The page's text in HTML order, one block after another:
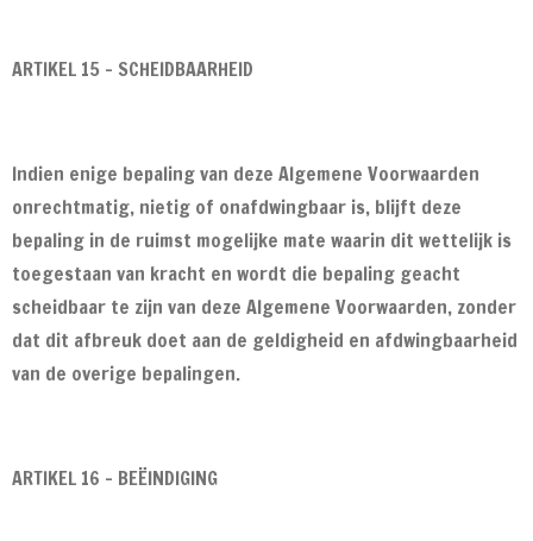
ARTIKEL 15 - SCHEIDBAARHEID
Indien enige bepaling van deze Algemene Voorwaarden
onrechtmatig, nietig of onafdwingbaar is, blijft deze
bepaling in de ruimst mogelijke mate waarin dit wettelijk is
toegestaan van kracht en wordt die bepaling geacht
scheidbaar te zijn van deze Algemene Voorwaarden, zonder
dat dit afbreuk doet aan de geldigheid en afdwingbaarheid
van de overige bepalingen.
ARTIKEL 16 - BEËINDIGING